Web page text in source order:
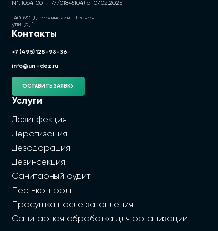
№ Л064-00111-77/01845104) от 07.02.2025
140090, Дзержинский, Лесная
улица, 1
Контакты
+7 (495) 128-98-36
info@uni-dez.ru
ОСТАВИТЬ ЗАЯВКУ
Услуги
Дезинфекция
Дератизация
Дезодорация
Дезинсекция
Санитарный аудит
Пест-контроль
Просушка после затопления
Санитарная обработка для организаций